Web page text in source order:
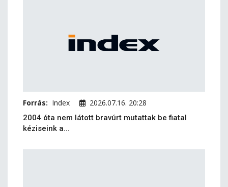
Forrás: Index 2026.07.16. 20:28
2004 óta nem látott bravúrt mutattak be fiatal
kéziseink a...